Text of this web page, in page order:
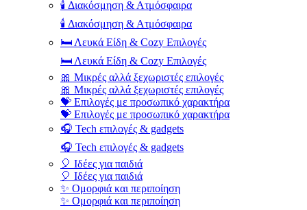
🕯️ Διακόσμηση & Ατμόσφαιρα
🕯️ Διακόσμηση & Ατμόσφαιρα
🛏️ Λευκά Είδη & Cozy Επιλογές
🛏️ Λευκά Είδη & Cozy Επιλογές
🎀 Μικρές αλλά ξεχωριστές επιλογές
🎀 Μικρές αλλά ξεχωριστές επιλογές
💝 Επιλογές με προσωπικό χαρακτήρα
💝 Επιλογές με προσωπικό χαρακτήρα
🎧 Tech επιλογές & gadgets
🎧 Tech επιλογές & gadgets
🎈 Ιδέες για παιδιά
🎈 Ιδέες για παιδιά
✨ Ομορφιά και περιποίηση
✨ Ομορφιά και περιποίηση